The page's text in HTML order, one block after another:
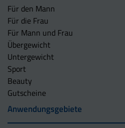
Für den Mann
Für die Frau
Für Mann und Frau
Übergewicht
Untergewicht
Sport
Beauty
Gutscheine
Anwendungsgebiete